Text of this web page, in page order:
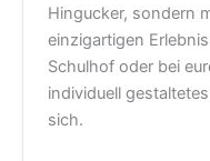
Hingucker, sondern
einzigartigen
Schulhof oder bei
individuell
sich.